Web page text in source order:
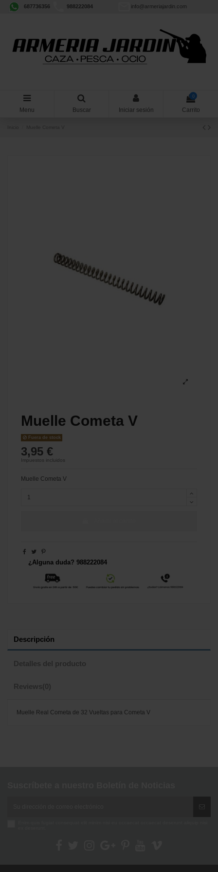
687736356 988222084 info@armeriajardin.com
Menu Buscar Iniciar sesión
0
Carrito
Muelle Cometa V
Fuera de stock
3,95 €
Impuestos incluidos
Muelle Cometa V
¿Alguna duda? 988222084
Descripción
Detalles del producto
Reviews(0)
Muelle Real Cometa de 32 Vueltas para Cometa V